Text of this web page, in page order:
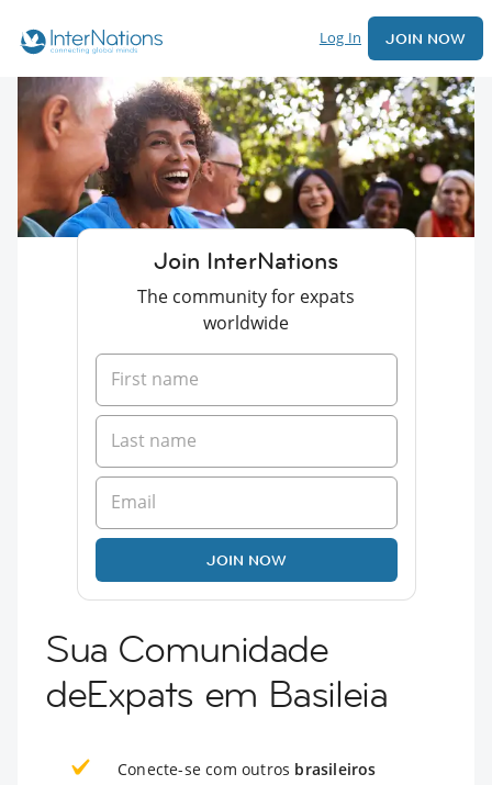
Log In JOIN NOW
Join InterNations
The community for expats
worldwide
JOIN NOW
Sua Comunidade
deExpats em Basileia
Conecte-se com outros brasileiros